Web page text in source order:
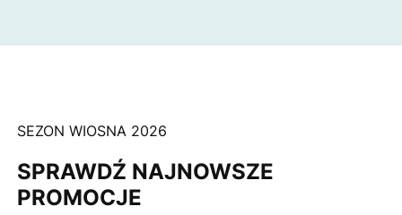
SEZON WIOSNA 2026
SPRAWDŹ NAJNOWSZE
PROMOCJE